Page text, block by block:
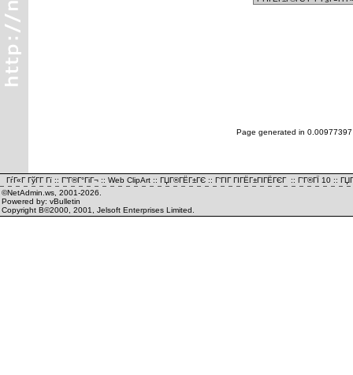
Page generated in
ГѓГ«Г ГўГ­Г Гї :: Г”Г®Г°ГіГ¬ :: Web ClipArt :: ГЏГ®ГЁГ±ГЄ :: Г‘ГІГ ГІГЁГ±ГІГЁГЄГ :: Г’Г®ГЇ 10 ::
©NetAdmin.ws, 2001-2026.
Powered by: vBulletin
Copyright В©2000, 2001, Jelsoft Enterprises Limited.